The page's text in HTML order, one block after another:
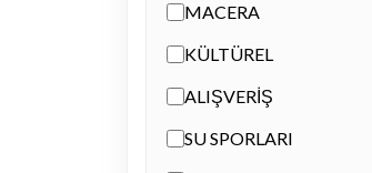
MACERA
KÜLTÜREL
ALIŞVERİŞ
SU SPORLARI